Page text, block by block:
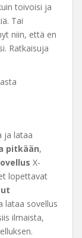
toivoisi ja
Tai
niin, että en
Ratkaisuja
ja lataa
pitkään,
X-
lopettavat
lataa sovellus
ilmaista,